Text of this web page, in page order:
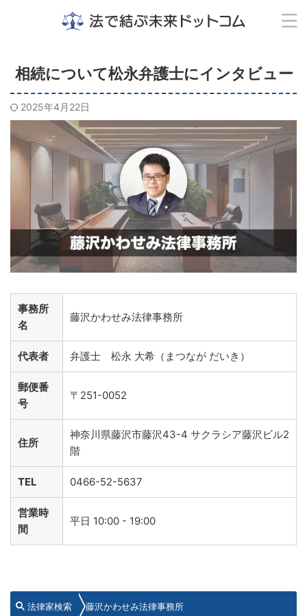
相続について松永弁護士にインタビュー
2025年4月22日
事務所
名
藤沢かわせみ法律事務所
代表者 弁護士 松永 大希（まつなが だいき）
郵便番
号
〒251-0052
住所
神奈川県藤沢市藤沢43-4 サクラシア藤沢ビル2
階
TEL 0466-52-5637
営業時
間
平日 10:00 - 19:00
法律家検索 藤沢かわせみ法律事務所